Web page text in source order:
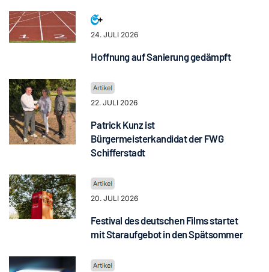
24. JULI 2026
Hoffnung auf Sanierung gedämpft
22. JULI 2026
Patrick Kunz ist
Bürgermeisterkandidat der FWG
Schifferstadt
20. JULI 2026
Festival des deutschen Films startet
mit Staraufgebot in den Spätsommer